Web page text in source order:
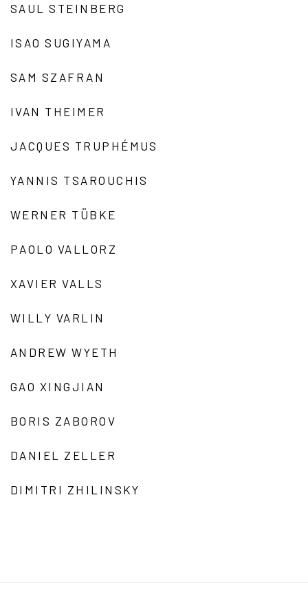
SAUL STEINBERG
ISAO SUGIYAMA
SAM SZAFRAN
IVAN THEIMER
JACQUES TRUPHÉMUS
YANNIS TSAROUCHIS
WERNER TÜBKE
PAOLO VALLORZ
XAVIER VALLS
WILLY VARLIN
ANDREW WYETH
GAO XINGJIAN
BORIS ZABOROV
DANIEL ZELLER
DIMITRI ZHILINSKY